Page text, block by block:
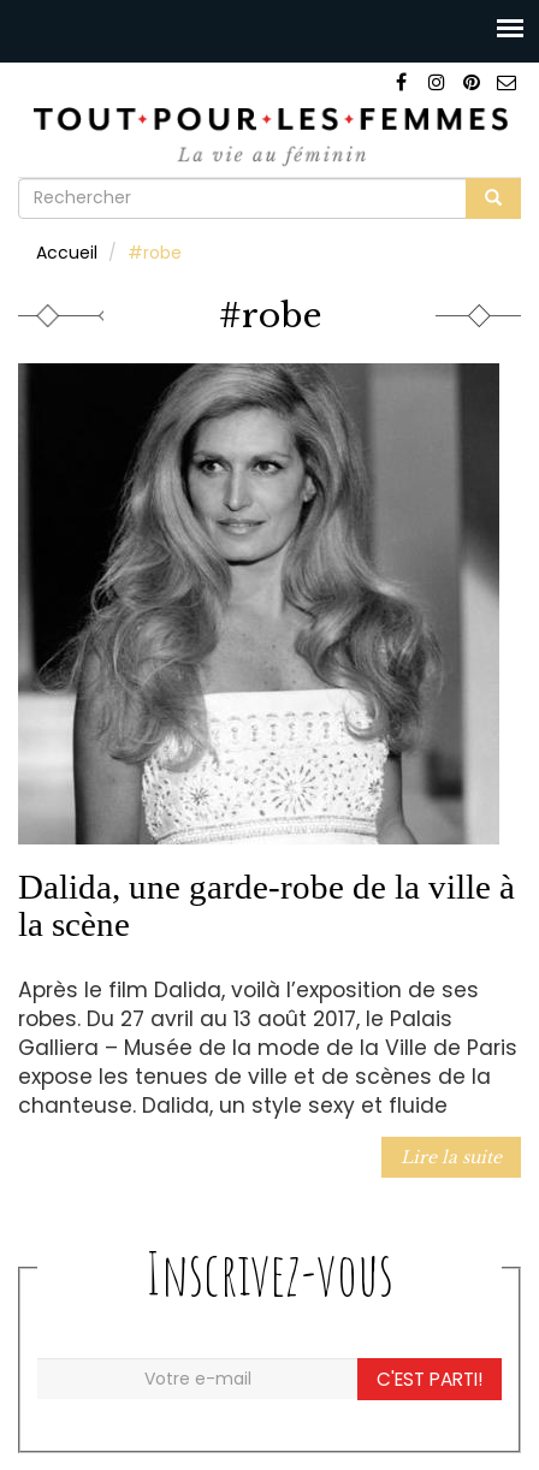
Formulaire
recherche
Accueil #robe
#robe
Dalida, une garde-robe de la ville à
la scène
Après le film Dalida, voilà l’exposition de ses
robes. Du 27 avril au 13 août 2017, le Palais
Galliera – Musée de la mode de la Ville de Paris
expose les tenues de ville et de scènes de la
chanteuse. Dalida, un style sexy et fluide
Lire la suite
Inscrivez-vous
C'EST PARTI!